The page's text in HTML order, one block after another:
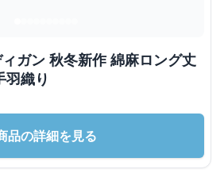
ガン 秋冬新作 綿麻ロング丈
羽織り
品の詳細を見る